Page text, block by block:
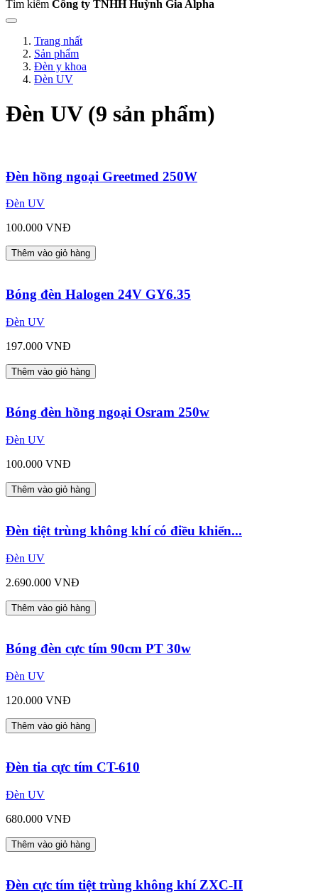
Tìm kiếm Công ty TNHH Huỳnh Gia Alpha
Trang nhất
Sản phẩm
Đèn y khoa
Đèn UV
Đèn UV (9 sản phẩm)
Đèn hồng ngoại Greetmed 250W
Đèn UV
100.000 VNĐ
Thêm vào giỏ hàng
Bóng đèn Halogen 24V GY6.35
Đèn UV
197.000 VNĐ
Thêm vào giỏ hàng
Bóng đèn hồng ngoại Osram 250w
Đèn UV
100.000 VNĐ
Thêm vào giỏ hàng
Đèn tiệt trùng không khí có điều khiển...
Đèn UV
2.690.000 VNĐ
Thêm vào giỏ hàng
Bóng đèn cực tím 90cm PT 30w
Đèn UV
120.000 VNĐ
Thêm vào giỏ hàng
Đèn tia cực tím CT-610
Đèn UV
680.000 VNĐ
Thêm vào giỏ hàng
Đèn cực tím tiệt trùng không khí ZXC-II